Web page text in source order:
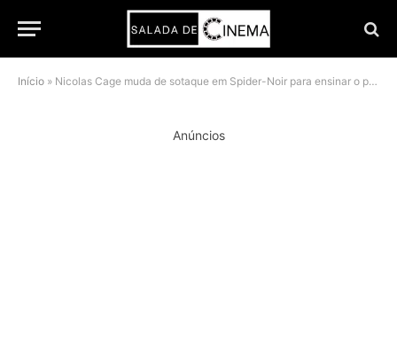
Início » Nicolas Cage muda de sotaque em Spider-Noir para ensinar o personagem a ser humano
Anúncios